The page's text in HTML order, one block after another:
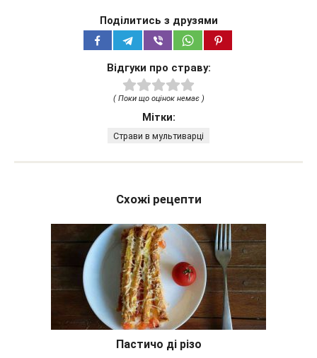
Поділитись з друзями
Відгуки про страву:
( Поки що оцінок немає )
Мітки:
Страви в мультиварці
Схожі рецепти
Пастичо ді різо